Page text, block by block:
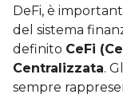
DeFi, è
del sistema
definito CeFi
Centralizzata.
sempre